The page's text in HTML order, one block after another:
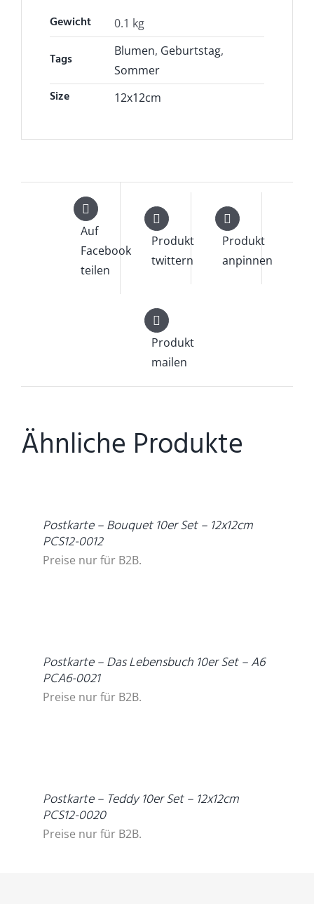
Gewicht 0.1 kg
Tags Blumen, Geburtstag,
Sommer
Size 12x12cm
Auf
Facebook
teilen
Produkt
twittern
Produkt
anpinnen
Produkt
mailen
Ähnliche Produkte
Postkarte – Bouquet 10er Set – 12x12cm
PCS12-0012
Preise nur für B2B.
Postkarte – Das Lebensbuch 10er Set – A6
PCA6-0021
Preise nur für B2B.
Postkarte – Teddy 10er Set – 12x12cm
PCS12-0020
Preise nur für B2B.